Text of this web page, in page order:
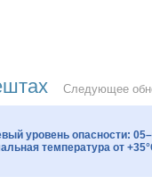
Следующее
уровень опасности:
температура от